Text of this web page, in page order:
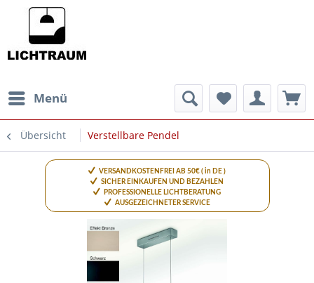
Menü
Übersicht Verstellbare Pendel
VERSANDKOSTENFREI AB 50€ ( in DE )
SICHER EINKAUFEN UND BEZAHLEN
PROFESSIONELLE LICHTBERATUNG
AUSGEZEICHNETER SERVICE